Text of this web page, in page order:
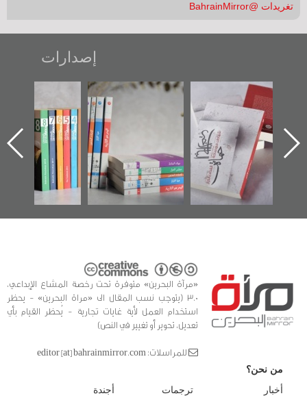
تغريدات @BahrainMirror
إصدارات
"حماة الباب الأخير":
الإصدار الأول عن
اعتصام الدراز
وأحداث ساحة
الفداء لمركز أوال
للدراسات والتوثيق
تصنيف موضوعي
للوثائق البريطانية
يقدمه «مركز أوال»
في سلسلة من 5
كتب
تصدر حصاد
الساحات 2019
«مرآة البحرين» متوفرة تحت رخصة المشاع الإبداعي،
3.0 (يتوجب نسب المقال الى «مراة البحرين» - يحظر
استخدام العمل لأية غايات تجارية - يُحظر القيام بأي
تعديل، تحوير أو تغيير في النص)
للمراسلات: editor [at] bahrainmirror.com
من نحن؟
أخبار
ترجمات أجندة